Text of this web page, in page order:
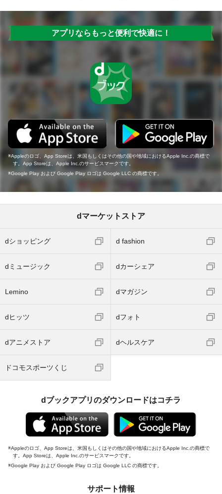
アプリならもっと便利で快適に！
Appleのロゴ、App Storeは、米国もしくはその他の国や地域におけるApple Inc.の商標で
す。App Storeは、Apple Inc.のサービスマークです。
Google Play および Google Play ロゴは Google LLC の商標です。
dマーケットストア
dショッピング d fashion
dミュージック dカーシェア
Lemino dマガジン
dヒッツ dフォト
dアニメストア dヘルスケア
ドコモスポーツくじ
dブックアプリのダウンロードはコチラ
Appleのロゴ、App Storeは、米国もしくはその他の国や地域におけるApple Inc.の商標で
す。App Storeは、Apple Inc.のサービスマークです。
Google Play および Google Play ロゴは Google LLC の商標です。
サポート情報